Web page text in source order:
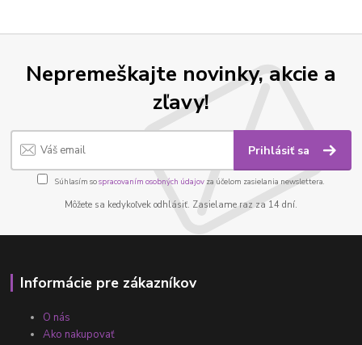
Nepremeškajte novinky, akcie a
zľavy!
Prihlásiť sa
Súhlasím sospracovaním osobných údajov za účelom zasielania newslettera.
Môžete sa kedykoľvek odhlásiť. Zasielame raz za 14 dní.
Informácie pre zákazníkov
O nás
Ako nakupovať